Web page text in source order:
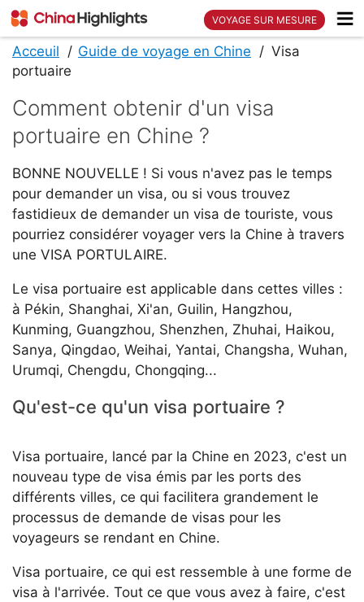
VOYAGE SUR MESURE
Acceuil Guide de voyage en Chine
Visa
portuaire
Comment obtenir d'un visa
portuaire en Chine ?
BONNE NOUVELLE ! Si vous n'avez pas le temps
pour demander un visa, ou si vous trouvez
fastidieux de demander un visa de touriste, vous
pourriez considérer voyager vers la Chine à travers
une VISA PORTULAIRE.
Le visa portuaire est applicable dans cettes villes :
à Pékin, Shanghai, Xi'an, Guilin, Hangzhou,
Kunming, Guangzhou, Shenzhen, Zhuhai, Haikou,
Sanya, Qingdao, Weihai, Yantai, Changsha, Wuhan,
Urumqi, Chengdu, Chongqing...
Qu'est-ce qu'un visa portuaire ?
Visa portuaire, lancé par la Chine en 2023, c'est un
nouveau type de visa émis par les ports des
différents villes, ce qui facilitera grandement le
processus de demande de visas pour les
voyageurs se rendant en Chine.
Visa portuaire, ce qui est ressemble à une forme de
visa à l'arrivée. Tout ce que vous avez à faire, c'est